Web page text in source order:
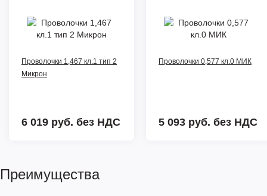
Проволочки 1,467 кл.1 тип 2
Микрон
6 019 руб. без НДС
Проволочки 0,577 кл.0 МИК
5 093 руб. без НДС
Преимущества